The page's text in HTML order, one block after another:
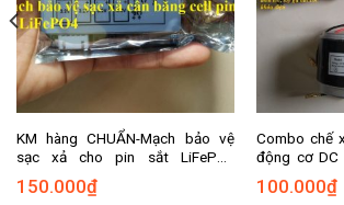
KM hàng CHUẨN-Mạch bảo vệ
sạc xả cho pin sắt LiFePo4
12v100A-4S pin 3,2V
150.000₫
Combo chế
động cơ DC
chế xe ô tô
scooter điện
100.000₫